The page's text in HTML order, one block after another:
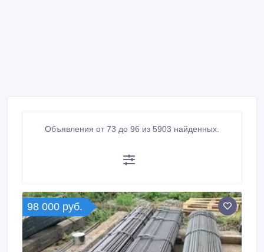
Объявления от 73 до 96 из 5903 найденных.
98 000 руб.